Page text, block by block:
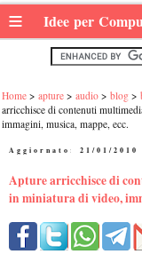
≡ Idee per
Home apture audio blog
arricchisce di contenuti
immagini, musica, mappe, ecc.
Aggiornato: 21/01/2010
Apture arricchisce di
in miniatura di video,